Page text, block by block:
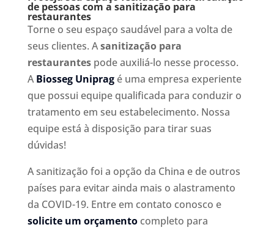
de pessoas com a sanitização para
restaurantes
Torne o seu espaço saudável para a volta de
seus clientes. Asanitização para
restaurantespode auxiliá-lo nesse processo.
ABiosseg Unipragé uma empresa experiente
que possui equipe qualificada para conduzir o
tratamento em seu estabelecimento. Nossa
equipe está à disposição para tirar suas
dúvidas!
A sanitização foi a opção da China e de outros
países para evitar ainda mais o alastramento
da COVID-19. Entre em contato conosco e
solicite um orçamentocompleto para